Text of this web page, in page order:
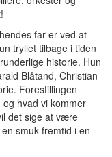
far er ved at
tryllet tilbage i tiden
historie. Hun
Blåtand, Christian
Forestillingen
hvad vi kommer
det sige at være
smuk fremtid i en